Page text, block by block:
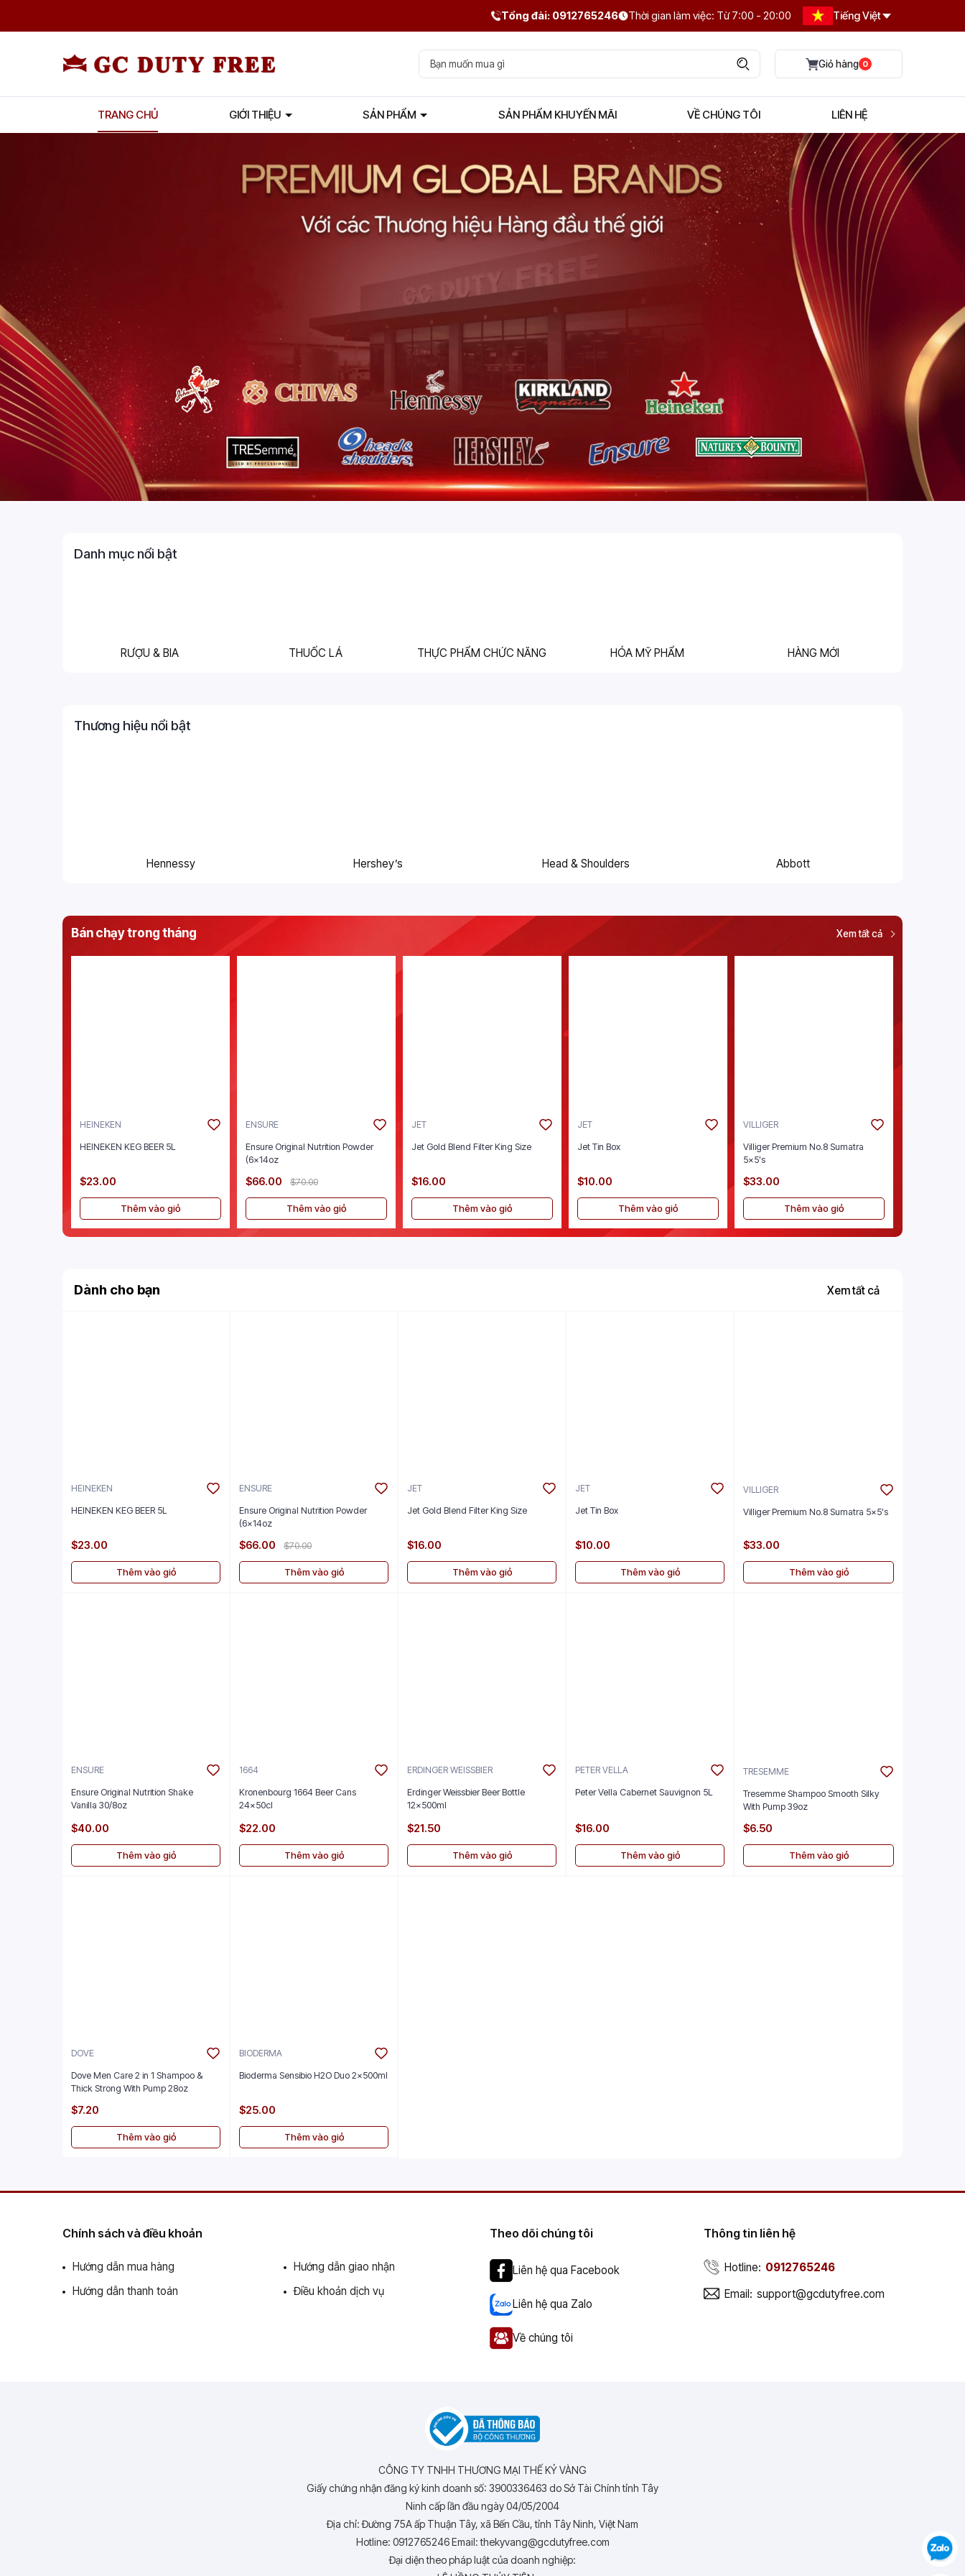
Tổng đài: 0912765246 Thời gian làm việc: Từ 7:00 - 20:00 Tiếng Việt
0
TRANG CHỦ GIỚI THIỆU SẢN PHẨM SẢN PHẨM KHUYẾN MÃI VỀ CHÚNG TÔI LIÊN HỆ
Danh mục nổi bật
RƯỢU & BIA THUỐC LÁ THỰC PHẨM CHỨC NĂNG HÓA MỸ PHẨM HÀNG MỚI
Thương hiệu nổi bật
Hennessy Hershey’s Head & Shoulders Abbott
Bán chạy trong tháng Xem tất cả
HEINEKEN
HEINEKEN KEG BEER 5L
$23.00
Thêm vào giỏ
ENSURE
Ensure Original Nutrition Powder
(6x14oz
$66.00 $70.00
Thêm vào giỏ
JET
Jet Gold Blend Filter King Size
$16.00
Thêm vào giỏ
JET
Jet Tin Box
$10.00
Thêm vào giỏ
VILLIGER
Villiger Premium No.8 Sumatra
5x5's
$33.00
Thêm vào giỏ
Dành cho bạn Xem tất cả
HEINEKEN
HEINEKEN KEG BEER 5L
$23.00
Thêm vào giỏ
ENSURE
Ensure Original Nutrition Powder
(6x14oz
$66.00 $70.00
Thêm vào giỏ
JET
Jet Gold Blend Filter King Size
$16.00
Thêm vào giỏ
JET
Jet Tin Box
$10.00
Thêm vào giỏ
VILLIGER
Villiger Premium No.8 Sumatra 5x5's
$33.00
Thêm vào giỏ
ENSURE
Ensure Original Nutrition Shake
Vanilla 30/8oz
$40.00
Thêm vào giỏ
1664
Kronenbourg 1664 Beer Cans
24x50cl
$22.00
Thêm vào giỏ
ERDINGER WEISSBIER
Erdinger Weissbier Beer Bottle
12x500ml
$21.50
Thêm vào giỏ
PETER VELLA
Peter Vella Cabernet Sauvignon 5L
$16.00
Thêm vào giỏ
TRESEMME
Tresemme Shampoo Smooth Silky
With Pump 39oz
$6.50
Thêm vào giỏ
DOVE
Dove Men Care 2 in 1 Shampoo &
Thick Strong With Pump 28oz
$7.20
Thêm vào giỏ
BIODERMA
Bioderma Sensibio H2O Duo 2x500ml
$25.00
Thêm vào giỏ
Chính sách và điều khoản
Hướng dẫn mua hàng
Hướng dẫn thanh toán
Hướng dẫn giao nhận
Điều khoản dịch vụ
Theo dõi chúng tôi
Liên hệ qua Facebook
Liên hệ qua Zalo
Về chúng tôi
Thông tin liên hệ
Hotline: 0912765246
Email: support@gcdutyfree.com
CÔNG TY TNHH THƯƠNG MẠI THẾ KỶ VÀNG
Giấy chứng nhận đăng ký kinh doanh số: 3900336463 do Sở Tài Chính tỉnh Tây
Ninh cấp lần đầu ngày 04/05/2004
Địa chỉ: Đường 75A ấp Thuận Tây, xã Bến Cầu, tỉnh Tây Ninh, Việt Nam
Hotline: 0912765246 Email: thekyvang@gcdutyfree.com
Đại diện theo pháp luật của doanh nghiệp: